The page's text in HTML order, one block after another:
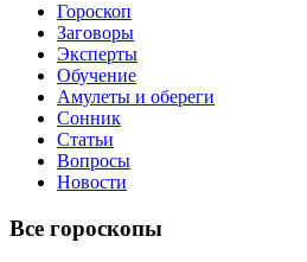
Гороскоп
Заговоры
Эксперты
Обучение
Амулеты и обереги
Сонник
Статьи
Вопросы
Новости
Все гороскопы